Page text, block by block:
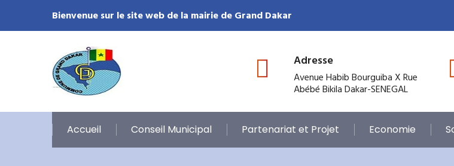
Bienvenue sur le site web de la mairie de Grand Dakar
Adresse
Avenue Habib Bourguiba X Rue
Abébé Bikila Dakar-SENEGAL
Accueil Conseil Municipal Partenariat et Projet Economie